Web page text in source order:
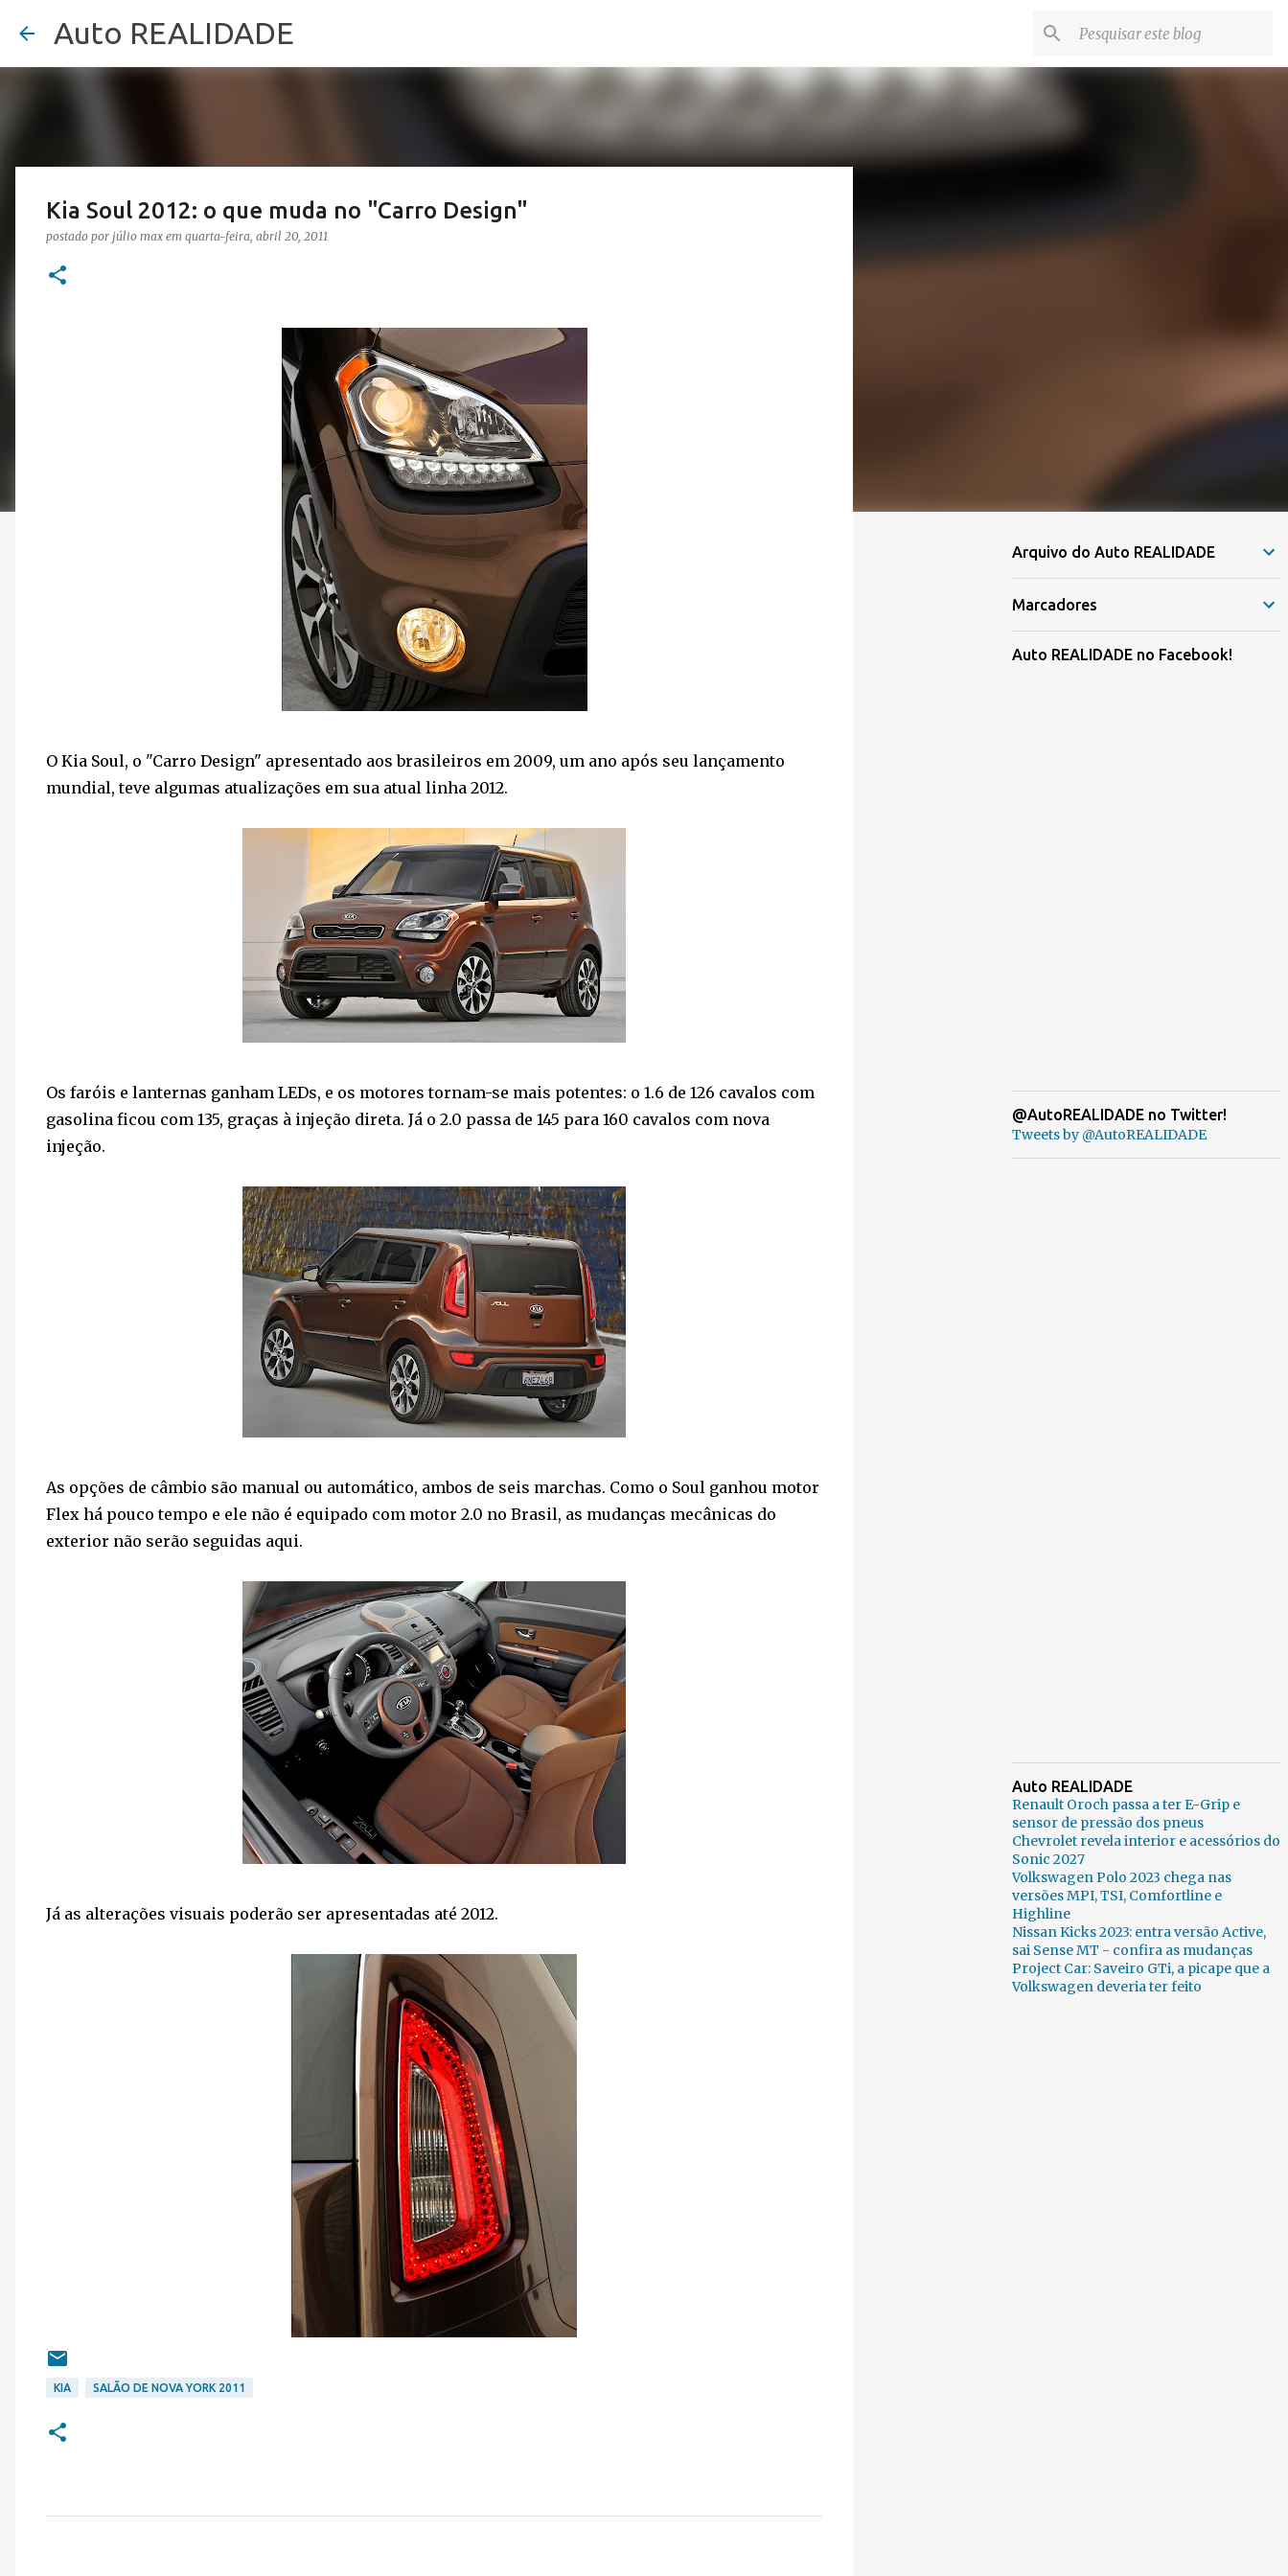
Auto REALIDADE
Kia Soul 2012: o que muda no "Carro Design"
postado por júlio max em quarta-feira, abril 20, 2011
O Kia Soul, o "Carro Design" apresentado aos brasileiros em 2009, um ano após seu lançamento
mundial, teve algumas atualizações em sua atual linha 2012.
Os faróis e lanternas ganham LEDs, e os motores tornam-se mais potentes: o 1.6 de 126 cavalos com
gasolina ficou com 135, graças à injeção direta. Já o 2.0 passa de 145 para 160 cavalos com nova
injeção.
As opções de câmbio são manual ou automático, ambos de seis marchas. Como o Soul ganhou motor
Flex há pouco tempo e ele não é equipado com motor 2.0 no Brasil, as mudanças mecânicas do
exterior não serão seguidas aqui.
Já as alterações visuais poderão ser apresentadas até 2012.
KIA SALÃO DE NOVA YORK 2011
Arquivo do Auto REALIDADE
Marcadores
Auto REALIDADE no Facebook!
@AutoREALIDADE no Twitter!
Tweets by @AutoREALIDADE
Auto REALIDADE
Renault Oroch passa a ter E-Grip e
sensor de pressão dos pneus
Chevrolet revela interior e acessórios do
Sonic 2027
Volkswagen Polo 2023 chega nas
versões MPI, TSI, Comfortline e
Highline
Nissan Kicks 2023: entra versão Active,
sai Sense MT - confira as mudanças
Project Car: Saveiro GTi, a picape que a
Volkswagen deveria ter feito